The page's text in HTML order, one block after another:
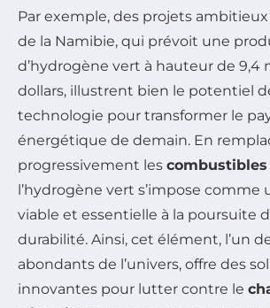
Par exemple, des projets
de la Namibie, qui prévoit une
d’hydrogène vert à hauteur de 9,4
dollars, illustrent bien le potentiel
technologie pour transformer le
énergétique de demain. En
progressivement les combustibles
l’hydrogène vert s’impose comme
viable et essentielle à la poursuite
durabilité. Ainsi, cet élément, l’un
abondants de l’univers, offre des
innovantes pour lutter contre le